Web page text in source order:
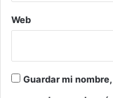
Web
Guardar mi